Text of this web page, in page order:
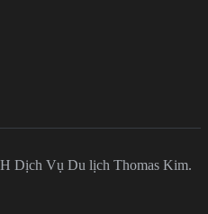
Dịch Vụ Du lịch Thomas Kim.